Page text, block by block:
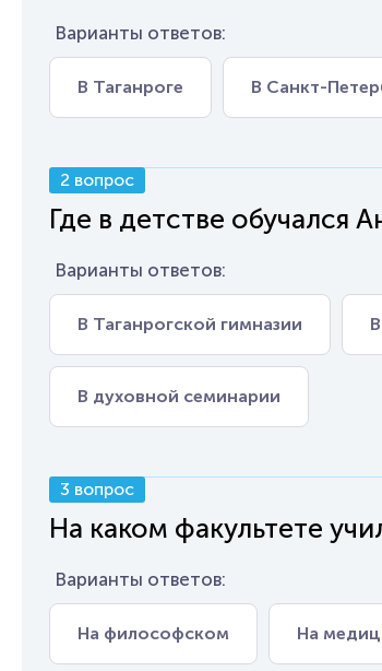
Варианты ответов:
В Таганроге В Санкт-
2 вопрос
Где в детстве обучался
Варианты ответов:
В Таганрогской гимназии
В духовной семинарии
3 вопрос
На каком факультете
Варианты ответов:
На философском На